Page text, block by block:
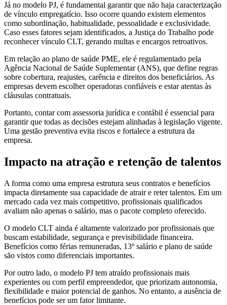
Já no modelo PJ, é fundamental garantir que não haja caracterização
de vínculo empregatício. Isso ocorre quando existem elementos
como subordinação, habitualidade, pessoalidade e exclusividade.
Caso esses fatores sejam identificados, a Justiça do Trabalho pode
reconhecer vínculo CLT, gerando multas e encargos retroativos.
Em relação ao plano de saúde PME, ele é regulamentado pela
Agência Nacional de Saúde Suplementar (ANS), que define regras
sobre cobertura, reajustes, carência e direitos dos beneficiários. As
empresas devem escolher operadoras confiáveis e estar atentas às
cláusulas contratuais.
Portanto, contar com assessoria jurídica e contábil é essencial para
garantir que todas as decisões estejam alinhadas à legislação vigente.
Uma gestão preventiva evita riscos e fortalece a estrutura da
empresa.
Impacto na atração e retenção de talentos
A forma como uma empresa estrutura seus contratos e benefícios
impacta diretamente sua capacidade de atrair e reter talentos. Em um
mercado cada vez mais competitivo, profissionais qualificados
avaliam não apenas o salário, mas o pacote completo oferecido.
O modelo CLT ainda é altamente valorizado por profissionais que
buscam estabilidade, segurança e previsibilidade financeira.
Benefícios como férias remuneradas, 13º salário e plano de saúde
são vistos como diferenciais importantes.
Por outro lado, o modelo PJ tem atraído profissionais mais
experientes ou com perfil empreendedor, que priorizam autonomia,
flexibilidade e maior potencial de ganhos. No entanto, a ausência de
benefícios pode ser um fator limitante.